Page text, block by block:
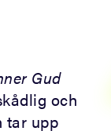
Gud
och
tar upp